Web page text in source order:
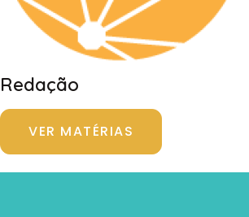
Redação
VER MATÉRIAS